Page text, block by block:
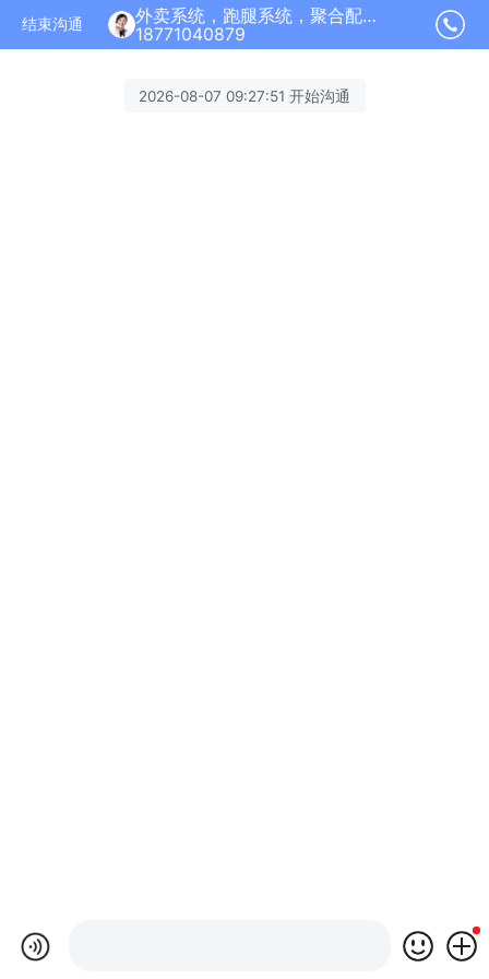
结束沟通
外卖系统，跑腿系统，聚合配送加盟正在为您服务
18771040879
2026-08-07 09:27:51 开始沟通